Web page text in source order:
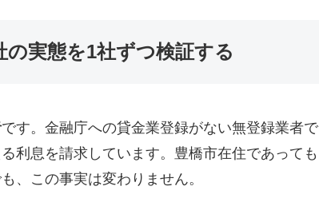
の実態を1社ずつ検証する
です。金融庁への貸金業登録がない無登録業者で
利息を請求しています。豊橋市在住であっても
、この事実は変わりません。